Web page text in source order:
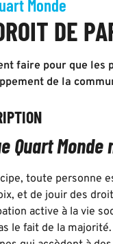
Monde
DE
faire pour que les
de la
Quart Monde
toute personne
et de jouir des
active à la vie
le fait de la